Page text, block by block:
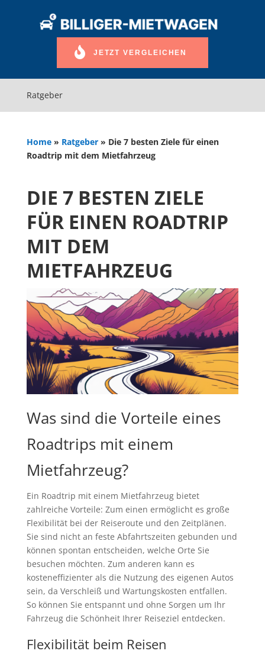
JETZT VERGLEICHEN
Ratgeber
Home» Ratgeber» Die 7 besten Ziele für einen
Roadtrip mit dem Mietfahrzeug
DIE 7 BESTEN ZIELE
FÜR EINEN ROADTRIP
MIT DEM
MIETFAHRZEUG
Was sind die Vorteile eines
Roadtrips mit einem
Mietfahrzeug?
Ein Roadtrip mit einem Mietfahrzeug bietet
zahlreiche Vorteile: Zum einen ermöglicht es große
Flexibilität bei der Reiseroute und den Zeitplänen.
Sie sind nicht an feste Abfahrtszeiten gebunden und
können spontan entscheiden, welche Orte Sie
besuchen möchten. Zum anderen kann es
kosteneffizienter als die Nutzung des eigenen Autos
sein, da Verschleiß und Wartungskosten entfallen.
So können Sie entspannt und ohne Sorgen um Ihr
Fahrzeug die Schönheit Ihrer Reiseziel entdecken.
Flexibilität beim Reisen